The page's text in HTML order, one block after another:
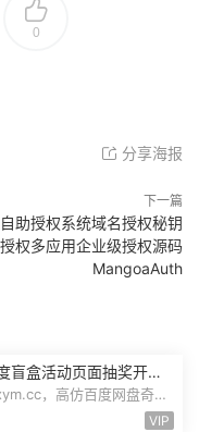
0
分享海报
下一篇
助授权系统域名授权秘钥
权多应用企业级授权源码
MangoaAuth
盲盒活动页面抽奖开盒
回调源码潮玩V6
，高仿百度网盘奇妙
VIP